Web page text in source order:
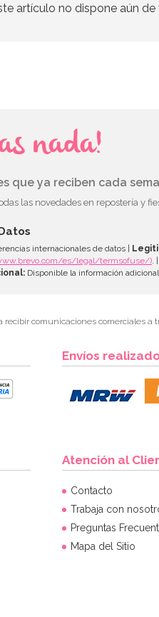
artículo no dispone aún de
nada!
que ya reciben cada
las novedades en repostería y
internacionales de datos |
es/legal/termsofuse/) . |
Disponible la información
comunicaciones comerciales a
Envíos
Atención al
Contacto
Trabaja con
Preguntas
Mapa del Sitio